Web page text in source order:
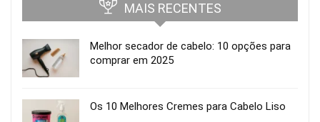
MAIS RECENTES
Melhor secador de cabelo: 10 opções para
comprar em 2025
Os 10 Melhores Cremes para Cabelo Liso